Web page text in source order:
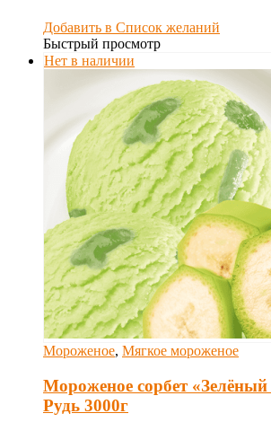
Добавить в Список желаний
Быстрый просмотр
Нет в наличии
Мороженое, Мягкое мороженое
Мороженое сорбет
Рудь 3000г